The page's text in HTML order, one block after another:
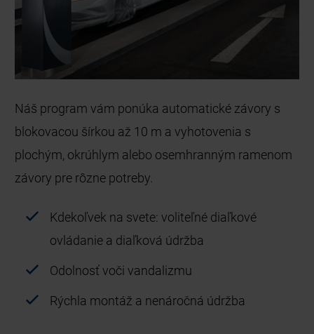
Náš program vám ponúka automatické závory s
blokovacou šírkou až 10 m a vyhotovenia s
plochým, okrúhlym alebo osemhranným ramenom
závory pre rôzne potreby.
Kdekoľvek na svete: voliteľné diaľkové
ovládanie a diaľková údržba
Odolnosť voči vandalizmu
Rýchla montáž a nenáročná údržba